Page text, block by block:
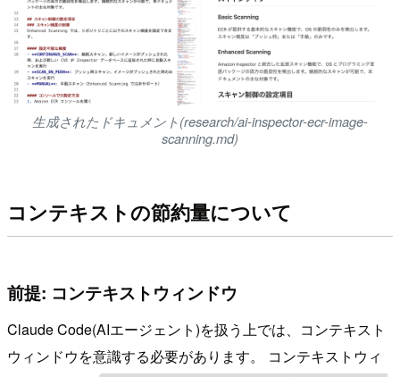
生成されたドキュメント(research/ai-inspector-ecr-image-
scanning.md)
コンテキストの節約量について
前提: コンテキストウィンドウ
Claude Code(AIエージェント)を扱う上では、コンテキスト
ウィンドウを意識する必要があります。 コンテキストウィ